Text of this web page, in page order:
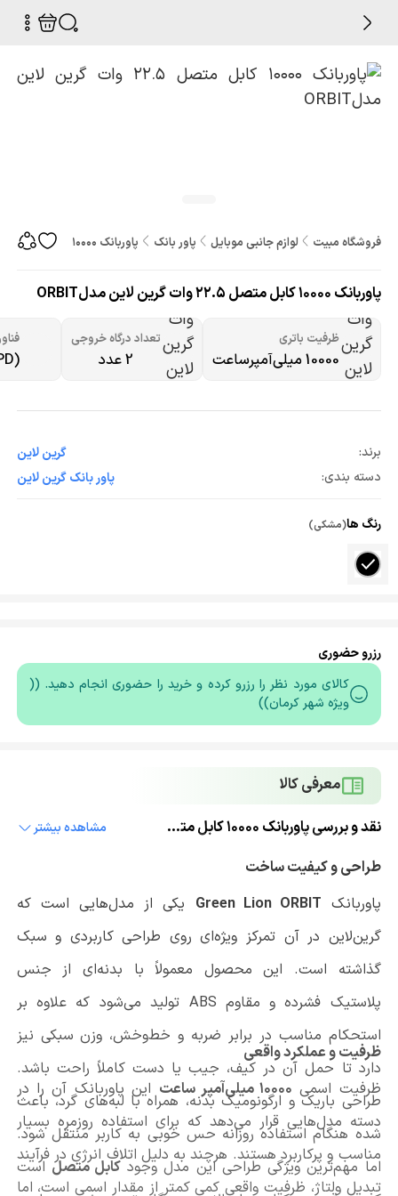
فروشگاه مبیت لوازم جانبی موبایل پاور بانک پاوربانک 10000 کابل متصل 22.5 وات گرین لاین مدلORBIT
پاوربانک 10000 کابل متصل 22.5 وات گرین لاین مدلORBIT
ظرفیت باتری
10000 میلی‌آمپرساعت
تعداد درگاه خروجی
2 عدد
برند:
گرین لاین
دسته بندی:
پاور بانک گرین لاین
رنگ ها(مشکی)
رزرو حضوری
کالای مورد نظر را رزرو کرده و خرید را حضوری انجام دهید. ((
ویژه شهر کرمان))
معرفی کالا
نقد و بررسی پاوربانک 10000 کابل متصل 22.5 وات گرین لاین مدلORBIT
مشاهده بیشتر
طراحی و کیفیت ساخت
پاوربانک Green Lion ORBIT یکی از مدل‌هایی است که
گرین‌لاین در آن تمرکز ویژه‌ای روی طراحی کاربردی و سبک
گذاشته است. این محصول معمولاً با بدنه‌ای از جنس
پلاستیک فشرده و مقاوم ABS تولید می‌شود که علاوه بر
استحکام مناسب در برابر ضربه و خط‌وخش، وزن سبکی نیز
دارد تا حمل آن در کیف، جیب یا دست کاملاً راحت باشد.
طراحی باریک و ارگونومیک بدنه، همراه با لبه‌های گرد، باعث
شده هنگام استفاده روزانه حس خوبی به کاربر منتقل شود.
اما مهم‌ترین ویژگی طراحی این مدل وجودکابل متصل است
ظرفیت و عملکرد واقعی
ظرفیت اسمی 10000 میلی‌آمپر ساعت
این پاوربانک آن را در
دسته مدل‌هایی قرار می‌دهد که برای استفاده روزمره بسیار
مناسب و پرکاربرد هستند. هرچند به دلیل اتلاف انرژی در فرآیند
تبدیل ولتاژ، ظرفیت واقعی کمی کمتر از مقدار اسمی است، اما